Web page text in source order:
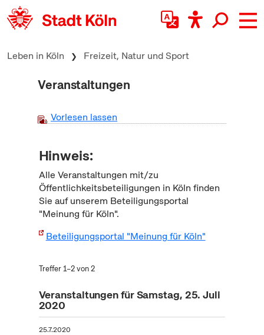
zum Inhalt springen
Leben in Köln Freizeit, Natur und Sport
Veranstaltungen
Vorlesen lassen
Hinweis:
Alle Veranstaltungen mit/zu
Öffentlichkeitsbeteiligungen in Köln finden
Sie auf unserem Beteiligungsportal
"Meinung für Köln".
Beteiligungsportal "Meinung für Köln"
Treffer 1–2 von 2
Veranstaltungen für Samstag, 25. Juli
2020
25.7.2020